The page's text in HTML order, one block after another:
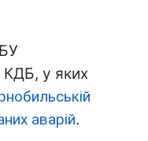
КДБ, у яких
аварій.